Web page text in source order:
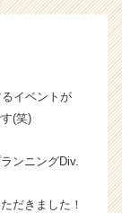
イベントが
(笑)
ンニングDiv.
だきました！